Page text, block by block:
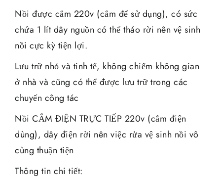
Nồi được cắm 220v (cắm để sử dụng), có sức
chứa 1 lít dây nguồn có thể tháo rời nên vệ sinh
nồi cực kỳ tiện lợi.
Lưu trữ nhỏ và tinh tế, không chiếm không gian
ở nhà và cũng có thể được lưu trữ trong các
chuyến công tác
Nồi CẮM ĐIỆN TRỰC TIẾP 220v (cắm điện
dùng), dây điện rời nên việc rửa vệ sinh nồi vô
cùng thuận tiện
Thông tin chi tiết: